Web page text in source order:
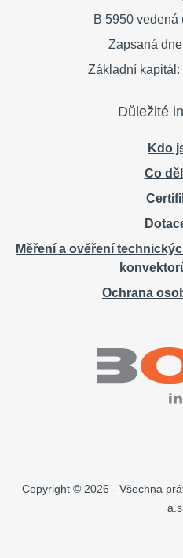
B 5950 vedená
Zapsaná
Základní
Důležité
Kdo
Co
Měření a ověření
Ochrana
Copyright © 2026 - Všechna
a.s.